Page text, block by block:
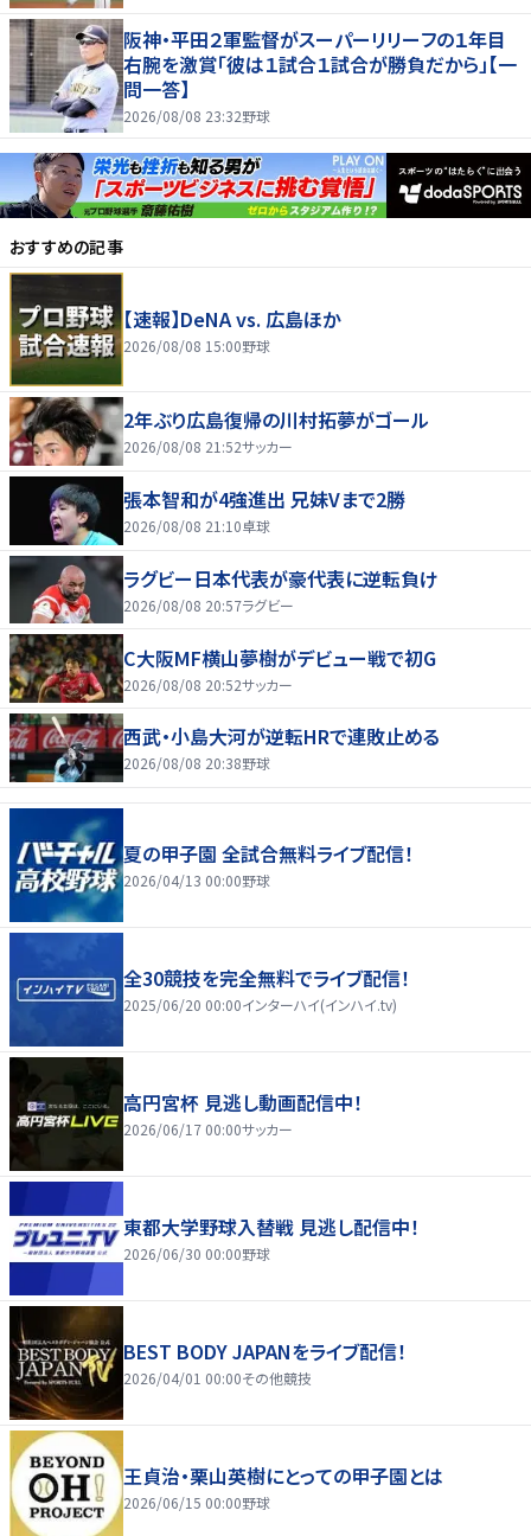
阪神・平田２軍監督がスーパーリリーフの１年目
右腕を激賞「彼は１試合１試合が勝負だから」【一
問一答】
2026/08/08 23:32野球
おすすめの記事
【速報】DeNA vs. 広島ほか
2026/08/08 15:00野球
2年ぶり広島復帰の川村拓夢がゴール
2026/08/08 21:52サッカー
張本智和が4強進出 兄妹Vまで2勝
2026/08/08 21:10卓球
ラグビー日本代表が豪代表に逆転負け
2026/08/08 20:57ラグビー
C大阪MF横山夢樹がデビュー戦で初G
2026/08/08 20:52サッカー
西武・小島大河が逆転HRで連敗止める
2026/08/08 20:38野球
夏の甲子園 全試合無料ライブ配信！
2026/04/13 00:00野球
全30競技を完全無料でライブ配信！
2025/06/20 00:00インターハイ(インハイ.tv)
高円宮杯 見逃し動画配信中！
2026/06/17 00:00サッカー
東都大学野球入替戦 見逃し配信中！
2026/06/30 00:00野球
BEST BODY JAPANをライブ配信！
2026/04/01 00:00その他競技
王貞治・栗山英樹にとっての甲子園とは
2026/06/15 00:00野球